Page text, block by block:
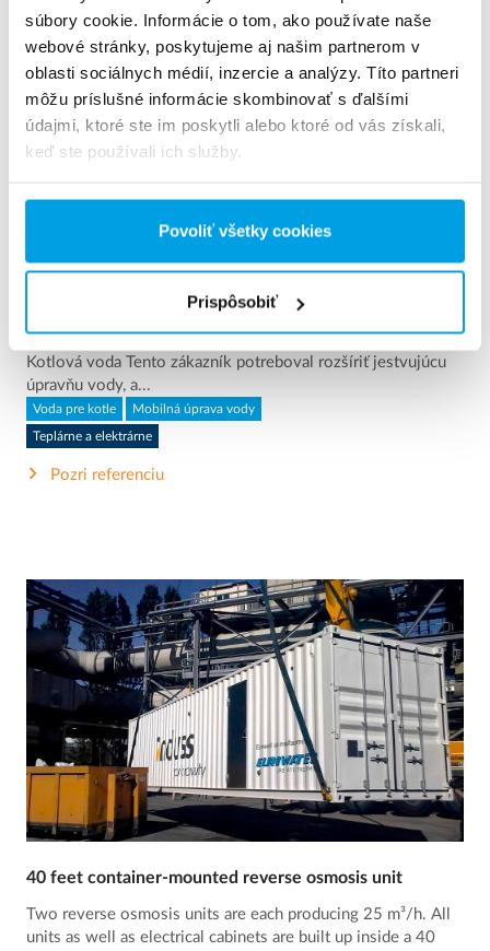
súbory cookie. Informácie o tom, ako používate naše
webové stránky, poskytujeme aj našim partnerom v
oblasti sociálnych médií, inzercie a analýzy. Títo partneri
môžu príslušné informácie skombinovať s ďalšími
údajmi, ktoré ste im poskytli alebo ktoré od vás získali,
keď ste používali ich služby.
Povoliť všetky cookies
Prispôsobiť
kontajneroch rozme...
2 x 60 m³/h ultra čistej vody pre elektráreň - úpravňa v
kontajneroch rozmerov 6 x 40’ 1 / 5Click left or right arrows
to see more photos. LISTGRID VIEWSAVE PDF Reference
ID: 022200 Priemysel: Teplárne a elektrárne Aplikácia:
Kotlová voda Tento zákazník potreboval rozšíriť jestvujúcu
úpravňu vody, a...
Voda pre kotle Mobilná úprava vody
Teplárne a elektrárne
Pozri referenciu
40 feet container-mounted reverse osmosis unit
Two reverse osmosis units are each producing 25 m³/h. All
units as well as electrical cabinets are built up inside a 40